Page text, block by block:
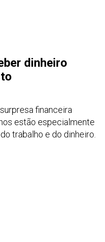
dinheiro
financeira
estão especialmente
trabalho e do dinheiro.